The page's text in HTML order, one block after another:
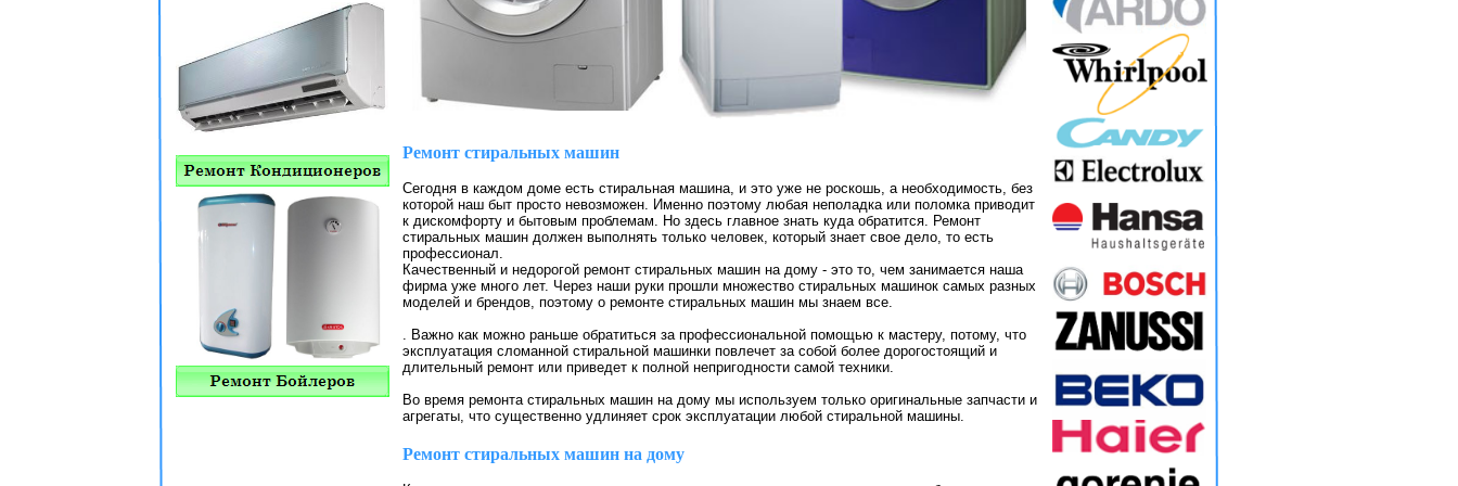
Ремонт стиральных машин
Сегодня в каждом доме есть стиральная машина, и это уже не роскошь, а необходимость, без
которой наш быт просто невозможен. Именно поэтому любая неполадка или поломка приводит
к дискомфорту и бытовым проблемам. Но здесь главное знать куда обратится. Ремонт
стиральных машин должен выполнять только человек, который знает свое дело, то есть
профессионал.
Качественный и недорогой ремонт стиральных машин на дому - это то, чем занимается наша
фирма уже много лет. Через наши руки прошли множество стиральных машинок самых разных
моделей и брендов, поэтому о ремонте стиральных машин мы знаем все.
. Важно как можно раньше обратиться за профессиональной помощью к мастеру, потому, что
эксплуатация сломанной стиральной машинки повлечет за собой более дорогостоящий и
длительный ремонт или приведет к полной непригодности самой техники.
Во время ремонта стиральных машин на дому мы используем только оригинальные запчасти и
агрегаты, что существенно удлиняет срок эксплуатации любой стиральной машины.
Ремонт стиральных машин на дому